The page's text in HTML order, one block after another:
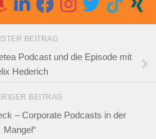
BEITRAG
Podcast und die Episode mit
Hederich
BEITRAG
– Corporate Podcasts in der
Mangel“